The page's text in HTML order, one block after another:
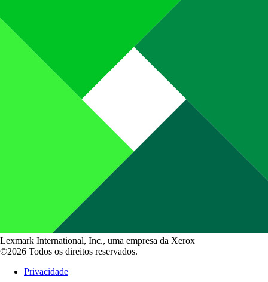
Lexmark International, Inc., uma empresa da Xerox
©2026 Todos os direitos reservados.
Privacidade